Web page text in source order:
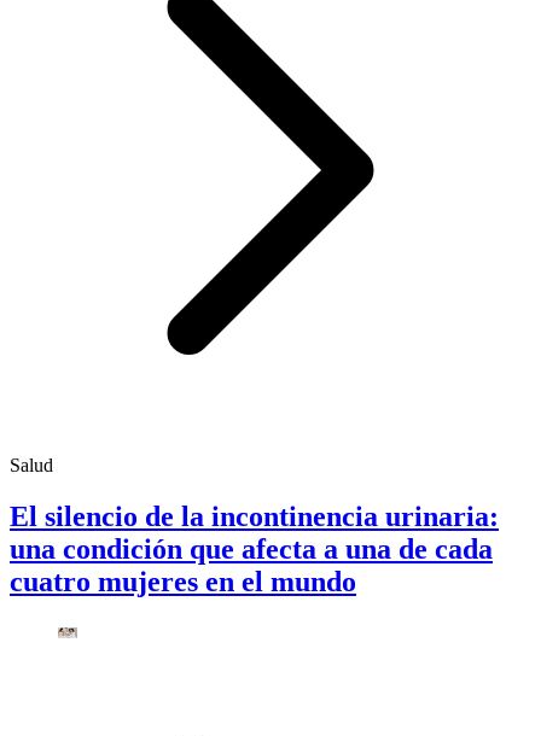
Salud
El silencio de la incontinencia urinaria:
una condición que afecta a una de cada
cuatro mujeres en el mundo